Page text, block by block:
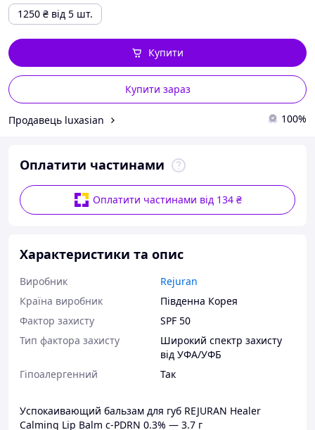
1250 ₴ від 5 шт.
Купити зараз
Купити
Продавець luxasian 100%
Оплатити частинами
Оплатити частинами від 134 ₴
Характеристики та опис
Виробник
Rejuran
Країна виробник
Південна Корея
Фактор захисту
SPF 50
Тип фактора захисту
Широкий спектр захисту
від УФА/УФБ
Гіпоалергенний
Так
Успокаивающий бальзам для губ REJURAN Healer
Calming Lip Balm c-PDRN 0.3% — 3.7 г